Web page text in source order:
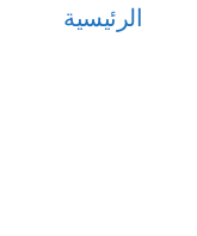
الرئيسية